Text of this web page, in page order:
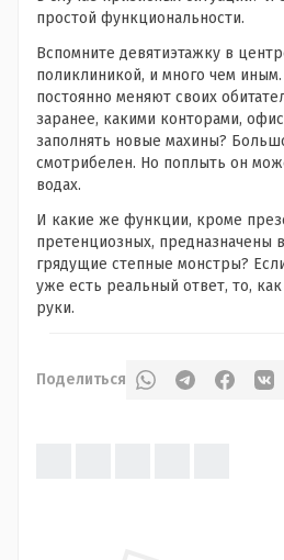
простой функциональности.
Вспомните девятиэтажку в
поликлиникой, и много чем
постоянно меняют своих
заранее, какими конторами,
заполнять новые махины?
смотрибелен. Но поплыть он
водах.
И какие же функции, кроме
претенциозных, предназначены
грядущие степные монстры?
уже есть реальный ответ, то,
руки.
Поделиться